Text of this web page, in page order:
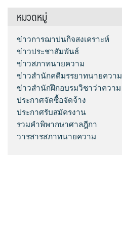
หมวดหมู่
ข่าวการฌาปนกิจสงเคราะห์
ข่าวประชาสัมพันธ์
ข่าวสภาทนายความ
ข่าวสำนักคดีมรรยาทนายความ
ข่าวสำนักฝึกอบรมวิชาว่าความ
ประกาศจัดซื้อจัดจ้าง
ประกาศรับสมัครงาน
รวมคำพิพากษาศาลฎีกา
วารสารสภาทนายความ